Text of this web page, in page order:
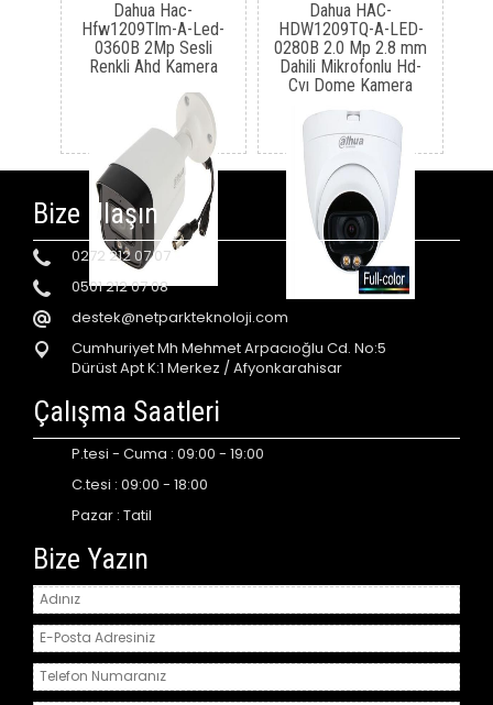
Dahua Hac-
Hfw1209Tlm-A-Led-
0360B 2Mp Sesli
Renkli Ahd Kamera
Dahua HAC-
HDW1209TQ-A-LED-
0280B 2.0 Mp 2.8 mm
Dahili Mikrofonlu Hd-
Cvı Dome Kamera
Bize Ulaşın
0272 212 07 07
0501 212 07 08
destek@netparkteknoloji.com
Cumhuriyet Mh Mehmet Arpacıoğlu Cd. No:5
Dürüst Apt K:1 Merkez / Afyonkarahisar
Çalışma Saatleri
P.tesi - Cuma : 09:00 - 19:00
C.tesi : 09:00 - 18:00
Pazar : Tatil
Bize Yazın